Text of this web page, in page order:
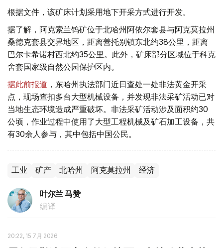
根据文件，该矿床计划采用地下开采方式进行开发。
据了解，阿克索兰钨矿位于北哈州阿依尔套县与阿克莫拉州
桑德克套县交界地区，距离善托别镇东北约38公里，距离
巴尔卡希诺村西北约35公里。此外，矿床部分区域位于科克
舍套国家级自然公园保护区内。
据此前报道 ，东哈州执法部门近日查处一处非法黄金开采
点，现场查扣多台大型机械设备，并发现非法采矿活动已对
当地生态环境造成严重破坏。非法采矿活动涉及面积约30
公顷，作业过程中使用了大型工程机械及矿石加工设备，共
有30余人参与，其中包括中国公民。
工业 矿产 北哈州 阿克莫拉州 经济
叶尔兰 马赞
编译
20:22, 15 7月 2026